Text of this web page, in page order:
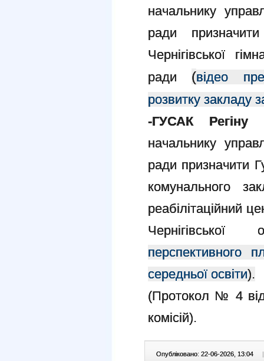
начальнику
ради
Чернігівської
ради (відео
розвитку закладу
-ГУСАК Регіну
начальнику
ради призначити
комунального
реабілітаційний
перспективного
середньої освіти).
(Протокол № 4 від
комісій).
Опубліковано: 22-06-2026, 13:04 |